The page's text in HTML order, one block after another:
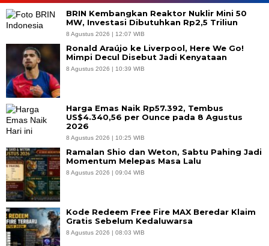
BRIN Kembangkan Reaktor Nuklir Mini 50
MW, Investasi Dibutuhkan Rp2,5 Triliun
8 Agustus 2026 | 12:07 WIB
Ronald Araújo ke Liverpool, Here We Go!
Mimpi Decul Disebut Jadi Kenyataan
8 Agustus 2026 | 10:39 WIB
Harga Emas Naik Rp57.392, Tembus
US$4.340,56 per Ounce pada 8 Agustus
2026
8 Agustus 2026 | 10:25 WIB
Ramalan Shio dan Weton, Sabtu Pahing Jadi
Momentum Melepas Masa Lalu
8 Agustus 2026 | 09:04 WIB
Kode Redeem Free Fire MAX Beredar Klaim
Gratis Sebelum Kedaluwarsa
8 Agustus 2026 | 08:03 WIB